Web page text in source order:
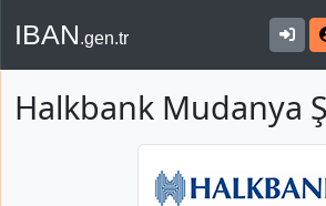
IBAN.gen.tr
Halkbank Mudanya